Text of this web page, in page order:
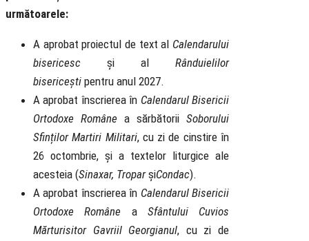
următoarele:
A aprobat proiectul de text al Calendarului
bisericesc și al Rânduielilor
bisericești pentru anul 2027.
A aprobat înscrierea în Calendarul Bisericii
Ortodoxe Române a sărbătorii Soborului
Sfinților Martiri Militari, cu zi de cinstire în
26 octombrie, și a textelor liturgice ale
acesteia (Sinaxar, TroparșiCondac).
A aprobat înscrierea în Calendarul Bisericii
Ortodoxe Române a Sfântului Cuvios
Mărturisitor Gavriil Georgianul, cu zi de